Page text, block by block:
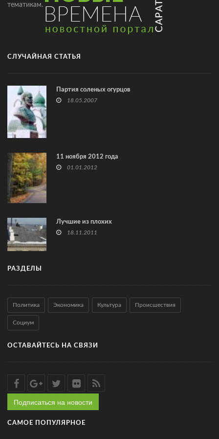
тематикам.
СЛУЧАЙНАЯ СТАТЬЯ
Партия соленых огурцов
18.05.2007
11 ноября 2012 года
01.01.2012
Лучшие из плохих
18.11.2011
РАЗДЕЛЫ
Политика Экономика Культура Происшествия
Социум
ОСТАВАЙТЕСЬ НА СВЯЗИ
Подписаться на новости
САМОЕ ПОПУЛЯРНОЕ